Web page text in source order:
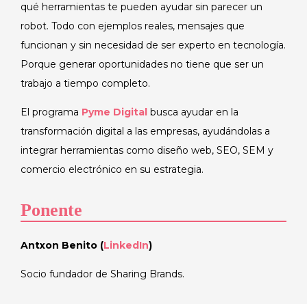
qué herramientas te pueden ayudar sin parecer un
robot. Todo con ejemplos reales, mensajes que
funcionan y sin necesidad de ser experto en tecnología.
Porque generar oportunidades no tiene que ser un
trabajo a tiempo completo.
El programa Pyme Digital busca ayudar en la
transformación digital a las empresas, ayudándolas a
integrar herramientas como diseño web, SEO, SEM y
comercio electrónico en su estrategia.
Ponente
Antxon Benito (LinkedIn)
Socio fundador de Sharing Brands.